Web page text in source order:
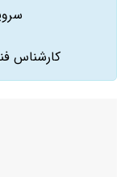
کارشناس